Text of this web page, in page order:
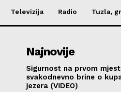
Televizija Radio Tuzla,
Najnovije
Sigurnost na prvom
svakodnevno brine o
jezera (VIDEO)